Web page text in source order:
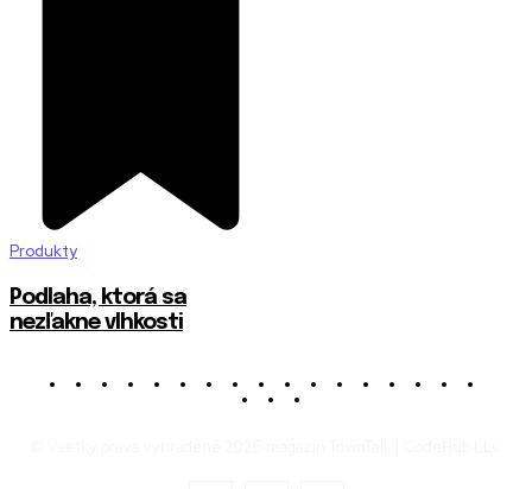
Produkty
Podlaha, ktorá sa
nezľakne vlhkosti